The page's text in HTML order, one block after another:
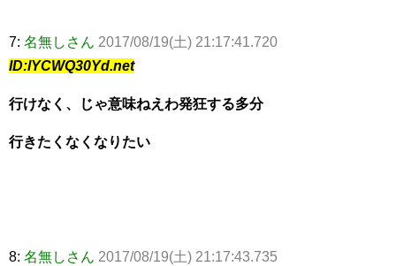
7: 名無しさん 2017/08/19(土) 21:17:41.720
ID:lYCWQ30Yd.net
行けなく、じゃ意味ねえわ発狂する多分
行きたくなくなりたい
8: 名無しさん 2017/08/19(土) 21:17:43.735